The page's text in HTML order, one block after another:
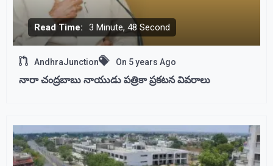
Read Time: 3 Minute, 48 Second
AndhraJunction On 5 years Ago
నారా చంద్రబాబు నాయుడు పత్రికా ప్రకటన వివరాలు